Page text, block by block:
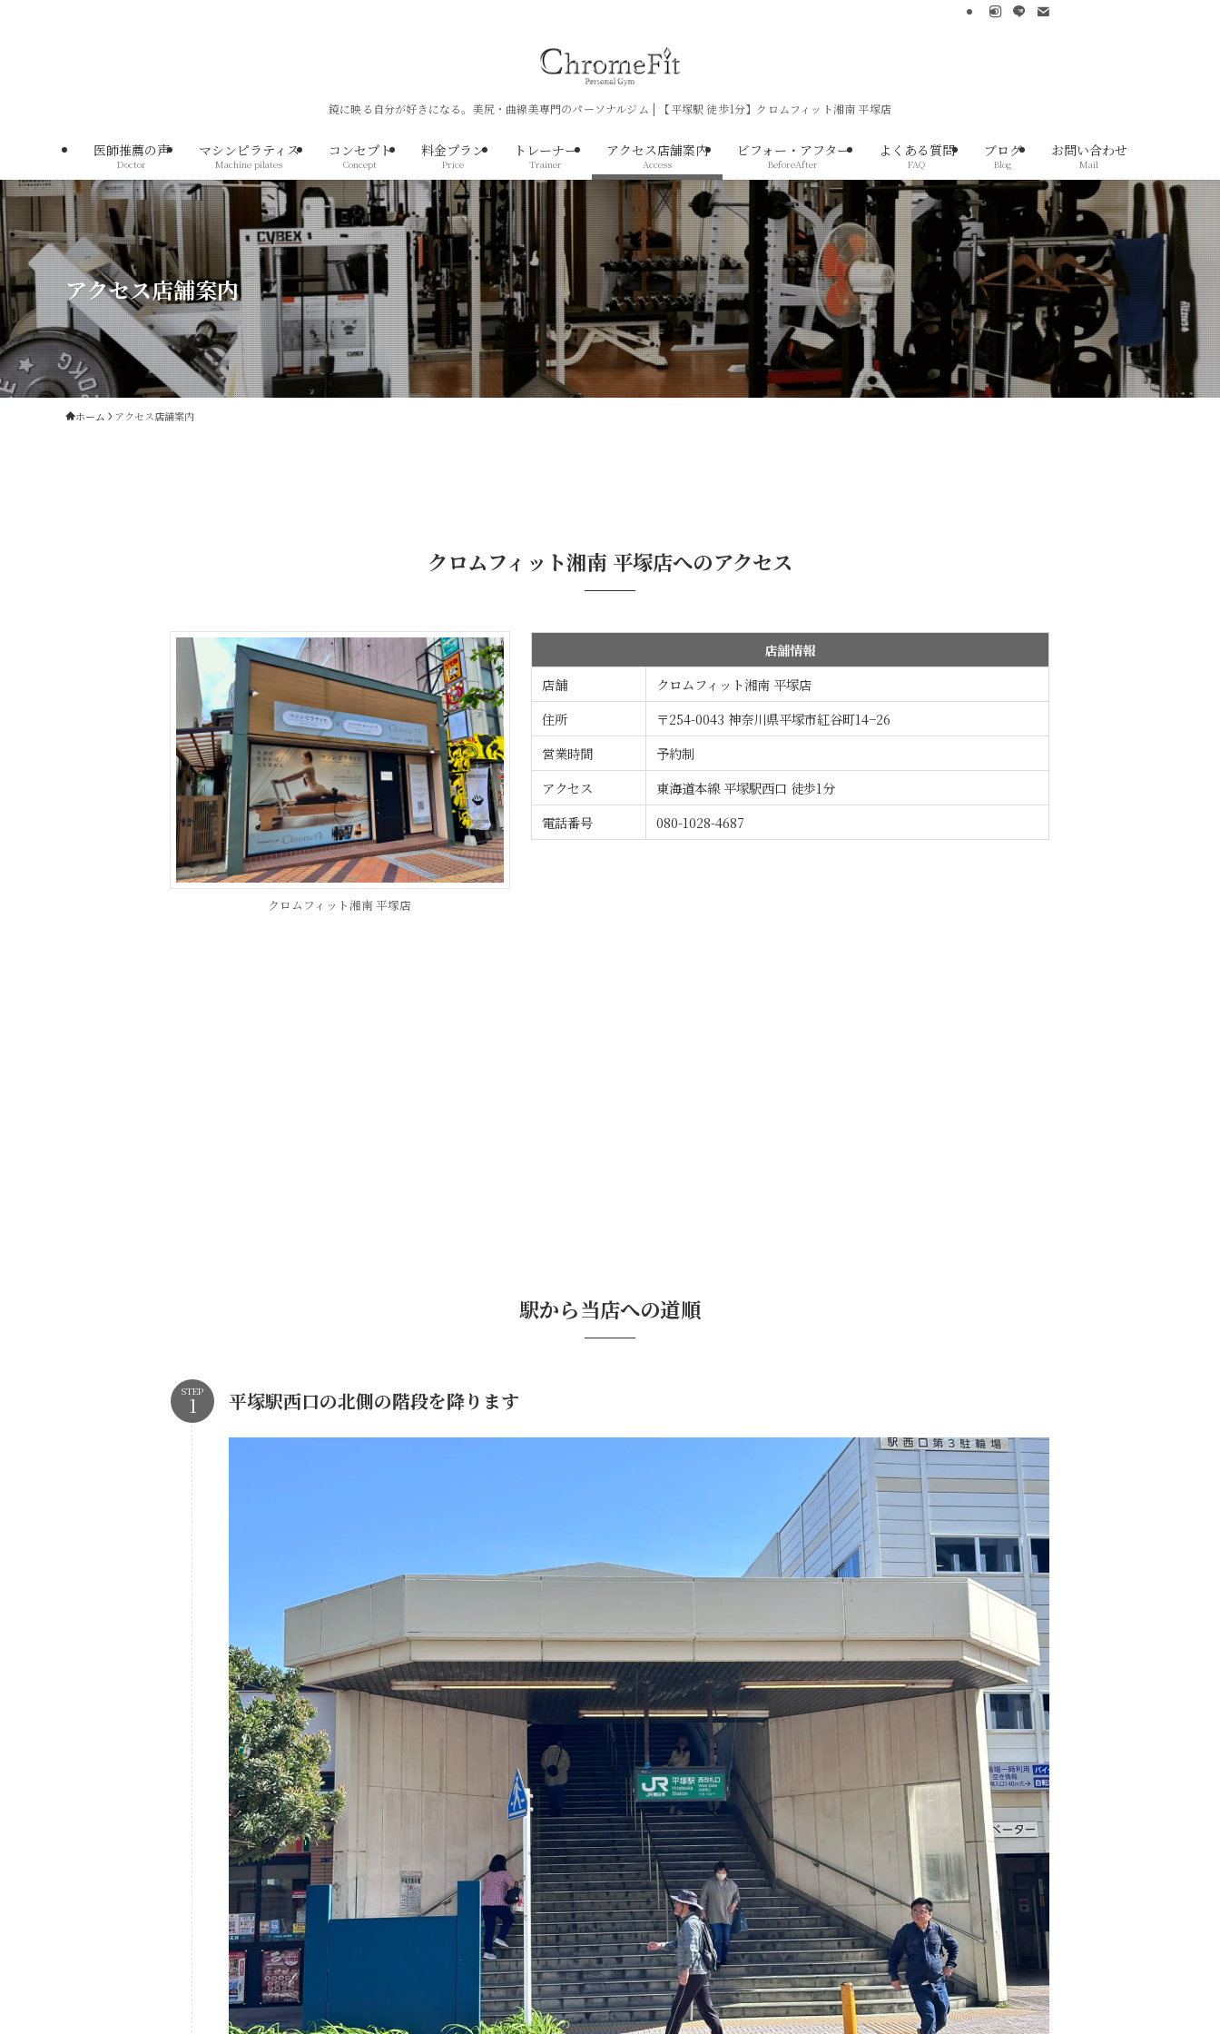
鏡に映る自分が好きになる。美尻・曲線美専門のパーソナルジム | 【平塚駅 徒歩1分】クロムフィット湘南 平塚店
医師推薦の声
Doctor
マシンピラティス
Machine pilates
コンセプト
Concept
料金プラン
Price
トレーナー
Trainer
アクセス店舗案内
Access
ビフォー・アフター
BeforeAfter
よくある質問
FAQ
ブログ
Blog
お問い合わせ
Mail
アクセス店舗案内
ホーム アクセス店舗案内
クロムフィット湘南 平塚店へのアクセス
クロムフィット湘南 平塚店
店舗情報
店舗
クロムフィット湘南 平塚店
住所
〒254-0043 神奈川県平塚市紅谷町14−26
営業時間
予約制
アクセス
東海道本線 平塚駅西口 徒歩1分
電話番号
080-1028-4687
駅から当店への道順
STEP 平塚駅西口の北側の階段を降ります